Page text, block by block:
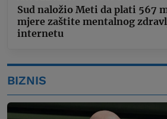
Sud naložio Meti da plati 567
mjere zaštite mentalnog
internetu
BIZNIS